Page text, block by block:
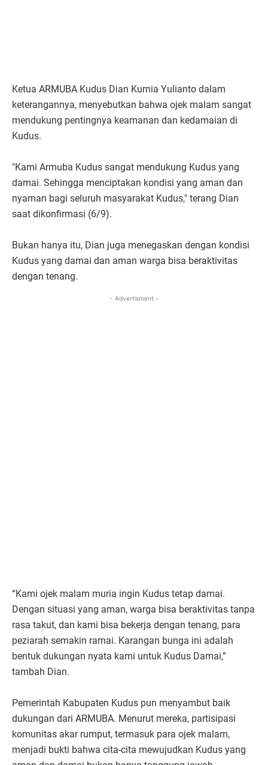
Ketua ARMUBA Kudus Dian Kurnia Yulianto dalam
keterangannya, menyebutkan bahwa ojek malam sangat
mendukung pentingnya keamanan dan kedamaian di
Kudus.
"Kami Armuba Kudus sangat mendukung Kudus yang
damai. Sehingga menciptakan kondisi yang aman dan
nyaman bagi seluruh masyarakat Kudus," terang Dian
saat dikonfirmasi (6/9).
Bukan hanya itu, Dian juga menegaskan dengan kondisi
Kudus yang damai dan aman warga bisa beraktivitas
dengan tenang.
- Advertisment -
“Kami ojek malam muria ingin Kudus tetap damai.
Dengan situasi yang aman, warga bisa beraktivitas tanpa
rasa takut, dan kami bisa bekerja dengan tenang, para
peziarah semakin ramai. Karangan bunga ini adalah
bentuk dukungan nyata kami untuk Kudus Damai,”
tambah Dian.
Pemerintah Kabupaten Kudus pun menyambut baik
dukungan dari ARMUBA. Menurut mereka, partisipasi
komunitas akar rumput, termasuk para ojek malam,
menjadi bukti bahwa cita-cita mewujudkan Kudus yang